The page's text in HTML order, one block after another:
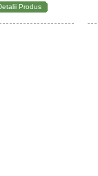
Produs